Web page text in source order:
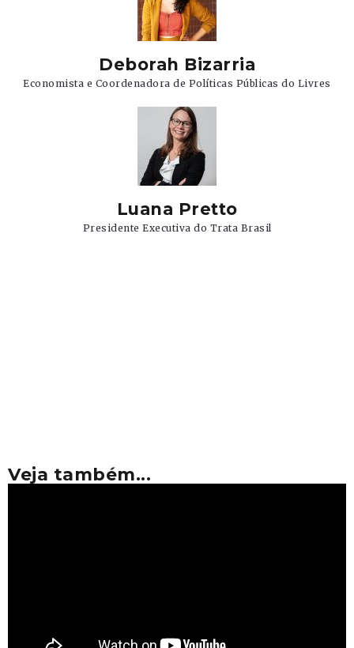
Deborah Bizarria
Economista e Coordenadora de Políticas Públicas do Livres
Luana Pretto
Presidente Executiva do Trata Brasil
Veja também...